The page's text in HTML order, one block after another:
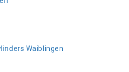
Waiblingen